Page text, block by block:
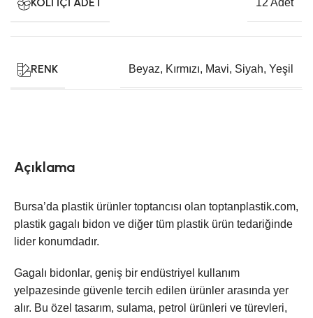
12 Adet
RENK Beyaz, Kırmızı, Mavi, Siyah, Yeşil
Açıklama
Bursa’da plastik ürünler toptancısı olan toptanplastik.com,
plastik gagalı bidon ve diğer tüm plastik ürün tedariğinde
lider konumdadır.
Gagalı bidonlar, geniş bir endüstriyel kullanım
yelpazesinde güvenle tercih edilen ürünler arasında yer
alır. Bu özel tasarım, sulama, petrol ürünleri ve türevleri,